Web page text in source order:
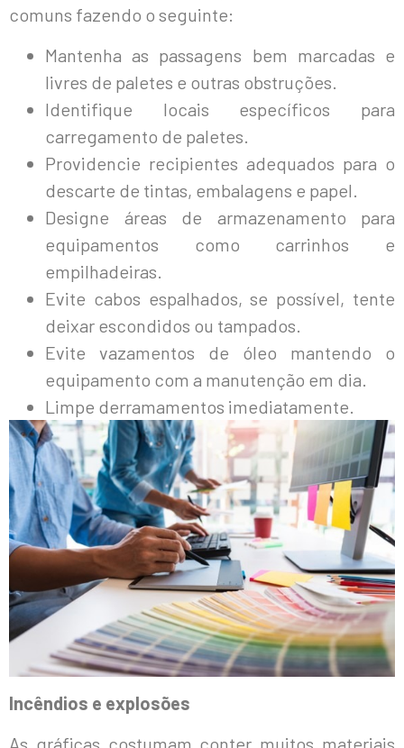
comuns fazendo o seguinte:
Mantenha as passagens bem marcadas e
livres de paletes e outras obstruções.
Identifique locais específicos para
carregamento de paletes.
Providencie recipientes adequados para o
descarte de tintas, embalagens e papel.
Designe áreas de armazenamento para
equipamentos como carrinhos e
empilhadeiras.
Evite cabos espalhados, se possível, tente
deixar escondidos ou tampados.
Evite vazamentos de óleo mantendo o
equipamento com a manutenção em dia.
Limpe derramamentos imediatamente.
Incêndios e explosões
As gráficas costumam conter muitos materiais